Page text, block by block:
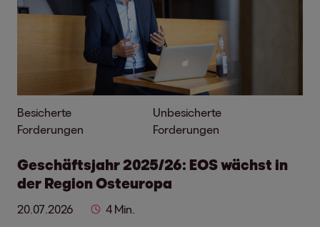
Besicherte
Forderungen
Unbesicherte
Forderungen
Geschäftsjahr 2025/26: EOS wächst in
der Region Osteuropa
20.07.2026 4 Min.